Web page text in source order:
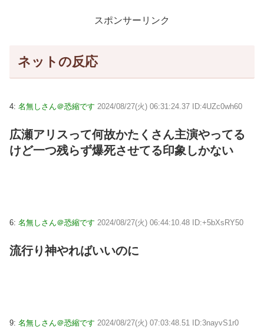
スポンサーリンク
ネットの反応
4: 名無しさん＠恐縮です 2024/08/27(火) 06:31:24.37 ID:4UZc0wh60
広瀬アリスって何故かたくさん主演やってる
けど一つ残らず爆死させてる印象しかない
6: 名無しさん＠恐縮です 2024/08/27(火) 06:44:10.48 ID:+5bXsRY50
流行り神やればいいのに
9: 名無しさん＠恐縮です 2024/08/27(火) 07:03:48.51 ID:3nayvS1r0